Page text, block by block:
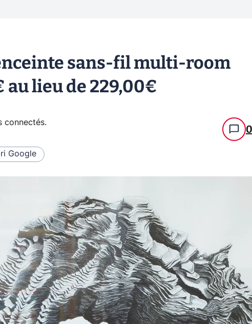
sans-fil multi-room
au lieu de 229,00€
connectés.
0
Google